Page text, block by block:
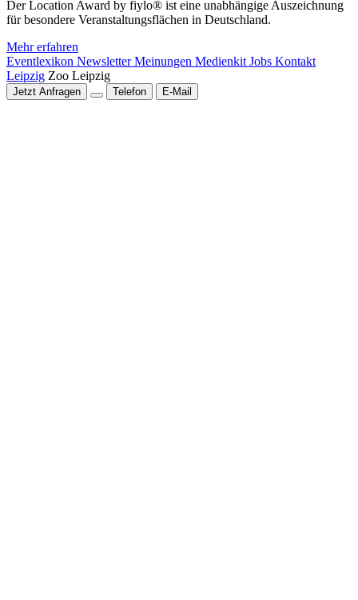
Der Location Award by fiylo® ist eine unabhängige Auszeichnung
für besondere Veranstaltungsflächen in Deutschland.
Mehr erfahren
Eventlexikon NewsletterMeinungen Medienkit Jobs Kontakt
Leipzig Zoo Leipzig
Jetzt Anfragen Telefon E-Mail